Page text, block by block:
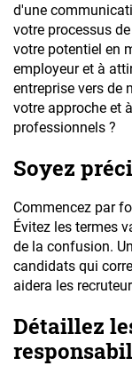
d'une
votre processus
votre potentiel en
employeur et à
entreprise vers de
votre approche et
professionnels ?
Soyez
Commencez par
Évitez les termes
de la confusion.
candidats qui
aidera les
Détaillez